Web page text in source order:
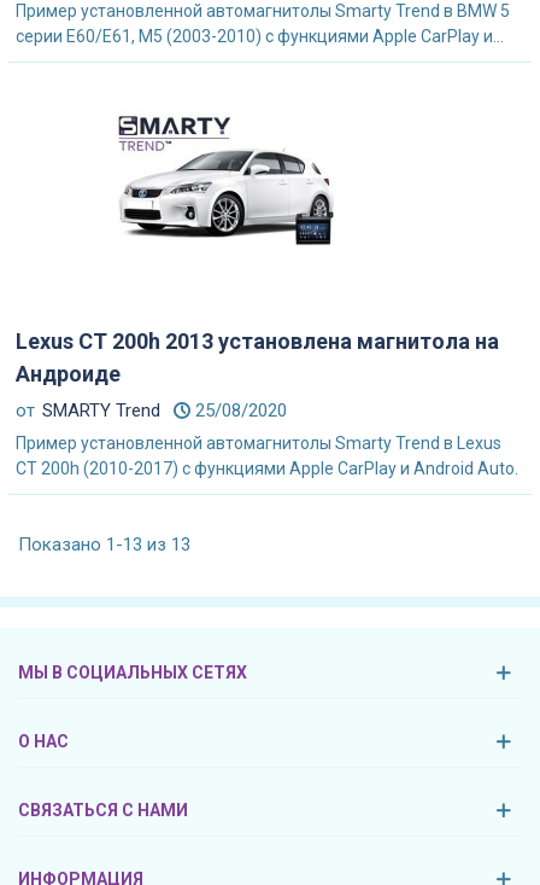
Пример установленной автомагнитолы Smarty Trend в BMW 5
серии E60/E61, M5 (2003-2010) с функциями Apple CarPlay и...
Lexus CT 200h 2013 установлена магнитола на
Андроиде
от SMARTY Trend 25/08/2020
Пример установленной автомагнитолы Smarty Trend в Lexus
CT 200h (2010-2017) с функциями Apple CarPlay и Android Auto.
Показано 1-13 из 13
МЫ В СОЦИАЛЬНЫХ СЕТЯХ
О НАС
СВЯЗАТЬСЯ С НАМИ
ИНФОРМАЦИЯ